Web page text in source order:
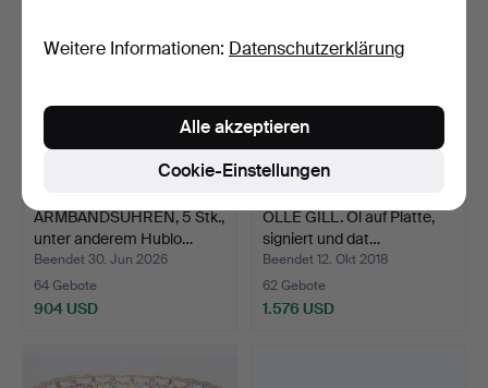
ARMBANDSUHREN, 5 Stk.,
unter anderem Hublo…
Beendet 30. Jun 2026
64 Gebote
904 USD
OLLE GILL. Öl auf Platte,
signiert und dat…
Beendet 12. Okt 2018
62 Gebote
1.576 USD
Weitere Informationen: Datenschutzerklärung
Cookie-Einstellungen
Alle akzeptieren